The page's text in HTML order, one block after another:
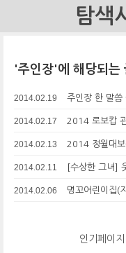
탐색
'주인장'에 해당되는
2014.02.19 주인장 한 말씀
2014.02.17 2014 로보캅
2014.02.13 2014 정월대
2014.02.11 [수상한 그녀]
2014.02.06 명꼬어린이집(
인기페이지